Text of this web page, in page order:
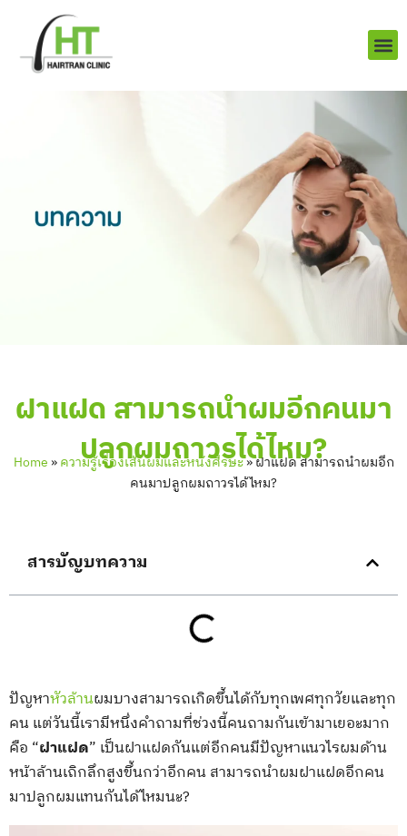
content
ฝาแฝด สามารถนำผมอีกคนมา
ปลูกผมถาวรได้ไหม?
Home»ความรู้เรื่องเส้นผมและหนังศีรษะ»ฝาแฝด สามารถนำผมอีก
คนมาปลูกผมถาวรได้ไหม?
สารบัญบทความ
ปัญหาหัวล้านผมบางสามารถเกิดขึ้นได้กับทุกเพศทุกวัยและทุก
คน แต่วันนี้เรามีหนึ่งคำถามที่ช่วงนี้คนถามกันเข้ามาเยอะมาก
คือ “ฝาแฝด” เป็นฝาแฝดกันแต่อีกคนมีปัญหาแนวไรผมด้าน
หน้าล้านเถิกลึกสูงขึ้นกว่าอีกคน สามารถนำผมฝาแฝดอีกคน
มาปลูกผมแทนกันได้ไหมนะ?